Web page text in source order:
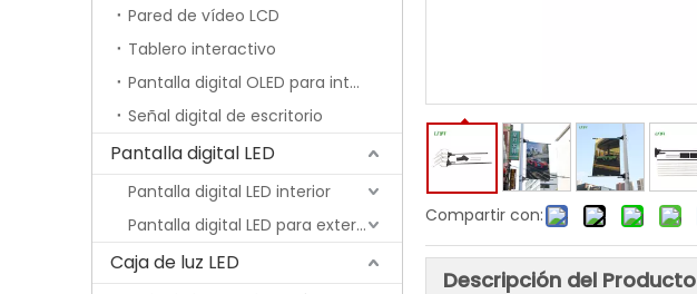
Pared de vídeo LCD
Tablero interactivo
Pantalla digital OLED para interiores
Señal digital de escritorio
Pantalla digital LED
Pantalla digital LED interior
Pantalla digital LED para exteriores
Caja de luz LED
Compartir con:
Descripción del Producto